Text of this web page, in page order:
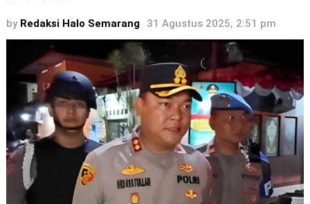
by Redaksi Halo Semarang 31 Agustus 2025, 2:51 pm